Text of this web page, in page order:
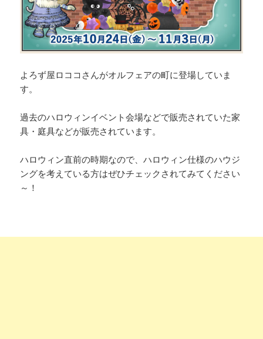
よろず屋ロココさんがオルフェアの町に登場していま
す。
過去のハロウィンイベント会場などで販売されていた家
具・庭具などが販売されています。
ハロウィン直前の時期なので、ハロウィン仕様のハウジ
ングを考えている方はぜひチェックされてみてください
～！